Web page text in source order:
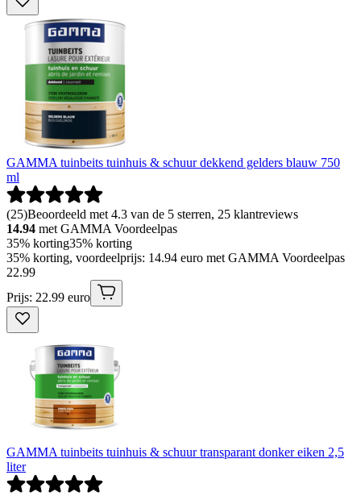
GAMMA tuinbeits tuinhuis & schuur dekkend gelders blauw 750
ml
(25)Beoordeeld met 4.3 van de 5 sterren, 25 klantreviews
14.94 met GAMMA Voordeelpas
35% korting35% korting
35% korting, voordeelprijs: 14.94 euro met GAMMA Voordeelpas
22.99
Prijs: 22.99 euro
GAMMA tuinbeits tuinhuis & schuur transparant donker eiken 2,5
liter